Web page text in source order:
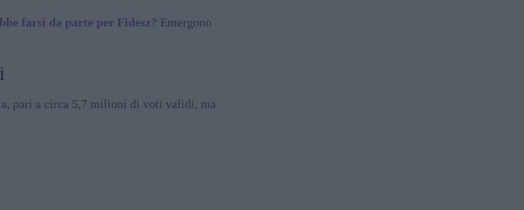
farsi da parte per Fidesz? Emergono
pari a circa 5,7 milioni di voti validi, ma